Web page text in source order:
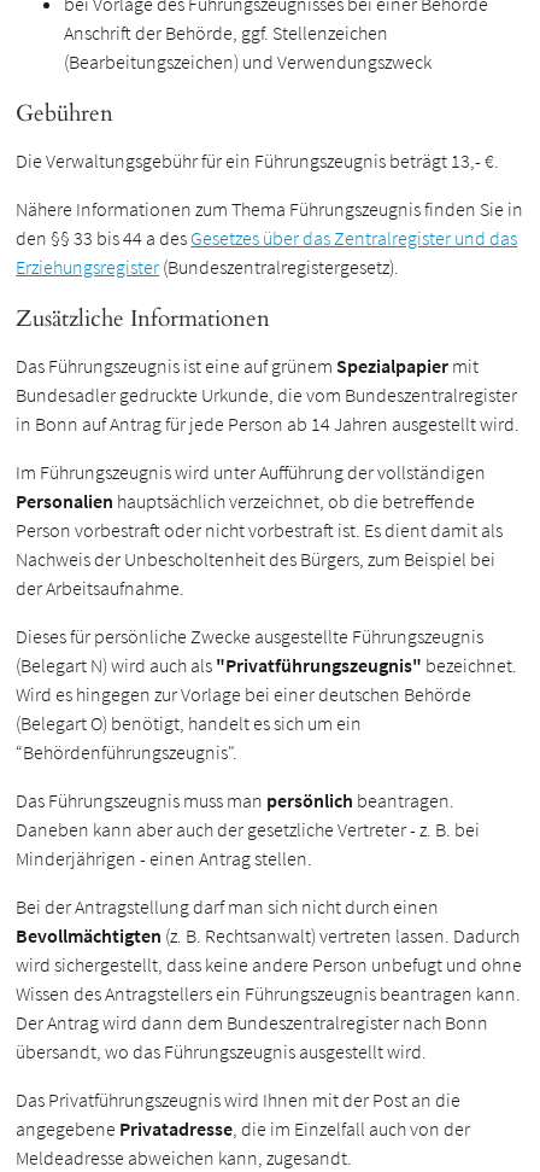
Anschrift der Behörde, ggf. Stellenzeichen
(Bearbeitungszeichen) und Verwendungszweck
Gebühren
Die Verwaltungsgebühr für ein Führungszeugnis beträgt 13,- €.
Nähere Informationen zum Thema Führungszeugnis finden Sie in
den §§ 33 bis 44 a des Gesetzes über das Zentralregister und das
Erziehungsregister (Bundeszentralregistergesetz).
Zusätzliche Informationen
Das Führungszeugnis ist eine auf grünemSpezialpapier mit
Bundesadler gedruckte Urkunde, die vom Bundeszentralregister
in Bonn auf Antrag für jede Person ab 14 Jahren ausgestellt wird.
Im Führungszeugnis wird unter Aufführung der vollständigen
Personalien hauptsächlich verzeichnet, ob die betreffende
Person vorbestraft oder nicht vorbestraft ist. Es dient damit als
Nachweis der Unbescholtenheit des Bürgers, zum Beispiel bei
der Arbeitsaufnahme.
Dieses für persönliche Zwecke ausgestellte Führungszeugnis
(Belegart N) wird auch als "Privatführungszeugnis" bezeichnet.
Wird es hingegen zur Vorlage bei einer deutschen Behörde
(Belegart O) benötigt, handelt es sich um ein
“Behördenführungszeugnis".
Das Führungszeugnis muss man persönlich beantragen.
Daneben kann aber auch der gesetzliche Vertreter - z. B. bei
Minderjährigen - einen Antrag stellen.
Bei der Antragstellung darf man sich nicht durch einen
Bevollmächtigten (z. B. Rechtsanwalt) vertreten lassen. Dadurch
wird sichergestellt, dass keine andere Person unbefugt und ohne
Wissen des Antragstellers ein Führungszeugnis beantragen kann.
Der Antrag wird dann dem Bundeszentralregister nach Bonn
übersandt, wo das Führungszeugnis ausgestellt wird.
Das Privatführungszeugnis wird Ihnen mit der Post an die
angegebene Privatadresse, die im Einzelfall auch von der
Meldeadresse abweichen kann, zugesandt.